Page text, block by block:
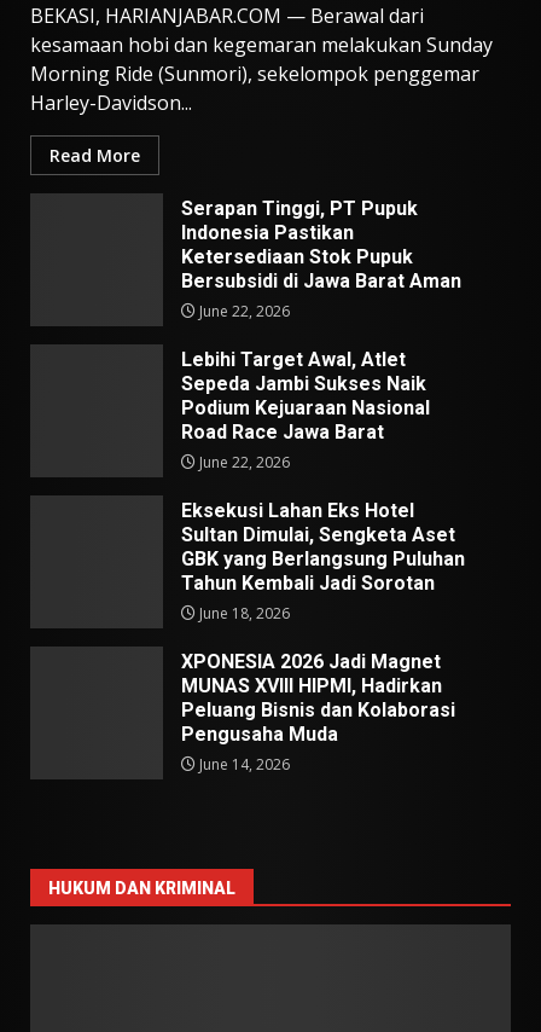
BEKASI, HARIANJABAR.COM — Berawal dari
kesamaan hobi dan kegemaran melakukan Sunday
Morning Ride (Sunmori), sekelompok penggemar
Harley-Davidson...
Read More
Serapan Tinggi, PT Pupuk
Indonesia Pastikan
Ketersediaan Stok Pupuk
Bersubsidi di Jawa Barat Aman
June 22, 2026
Lebihi Target Awal, Atlet
Sepeda Jambi Sukses Naik
Podium Kejuaraan Nasional
Road Race Jawa Barat
June 22, 2026
Eksekusi Lahan Eks Hotel
Sultan Dimulai, Sengketa Aset
GBK yang Berlangsung Puluhan
Tahun Kembali Jadi Sorotan
June 18, 2026
XPONESIA 2026 Jadi Magnet
MUNAS XVIII HIPMI, Hadirkan
Peluang Bisnis dan Kolaborasi
Pengusaha Muda
June 14, 2026
HUKUM DAN KRIMINAL